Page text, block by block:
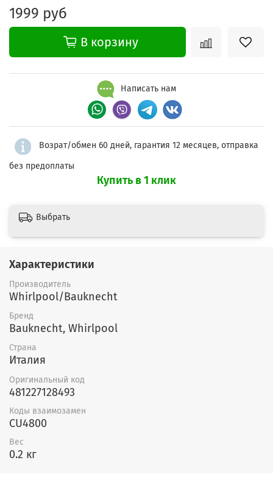
1999 руб
В корзину
Написать нам
Возрат/обмен 60 дней, гарантия 12 месяцев, отправка
без предоплаты
Купить в 1 клик
Выбрать
Характеристики
Производитель
Whirlpool/Bauknecht
Бренд
Bauknecht, Whirlpool
Страна
Италия
Оригинальный код
481227128493
Коды взаимозамен
CU4800
Вес
0.2 кг